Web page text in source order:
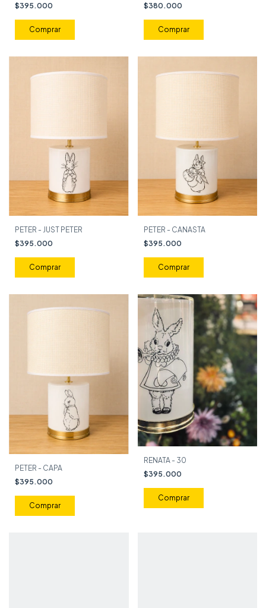
$395.000
$380.000
PETER - JUST PETER
$395.000
PETER - CANASTA
$395.000
PETER - CAPA
$395.000
RENATA - 30
$395.000